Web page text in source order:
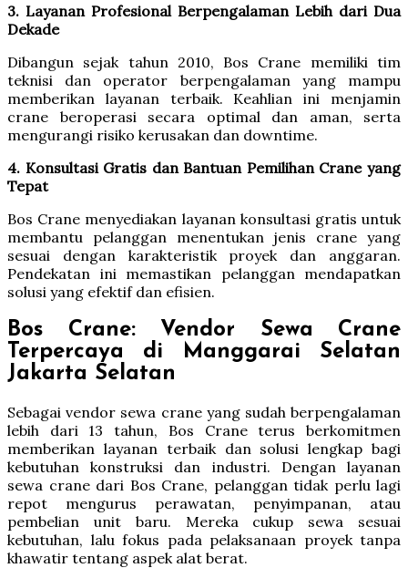
3. Layanan Profesional Berpengalaman Lebih dari Dua
Dekade
Dibangun sejak tahun 2010, Bos Crane memiliki tim
teknisi dan operator berpengalaman yang mampu
memberikan layanan terbaik. Keahlian ini menjamin
crane beroperasi secara optimal dan aman, serta
mengurangi risiko kerusakan dan downtime.
4. Konsultasi Gratis dan Bantuan Pemilihan Crane yang
Tepat
Bos Crane menyediakan layanan konsultasi gratis untuk
membantu pelanggan menentukan jenis crane yang
sesuai dengan karakteristik proyek dan anggaran.
Pendekatan ini memastikan pelanggan mendapatkan
solusi yang efektif dan efisien.
Bos Crane: Vendor Sewa Crane
Terpercaya di Manggarai Selatan
Jakarta Selatan
Sebagai vendor sewa crane yang sudah berpengalaman
lebih dari 13 tahun, Bos Crane terus berkomitmen
memberikan layanan terbaik dan solusi lengkap bagi
kebutuhan konstruksi dan industri. Dengan layanan
sewa crane dari Bos Crane, pelanggan tidak perlu lagi
repot mengurus perawatan, penyimpanan, atau
pembelian unit baru. Mereka cukup sewa sesuai
kebutuhan, lalu fokus pada pelaksanaan proyek tanpa
khawatir tentang aspek alat berat.